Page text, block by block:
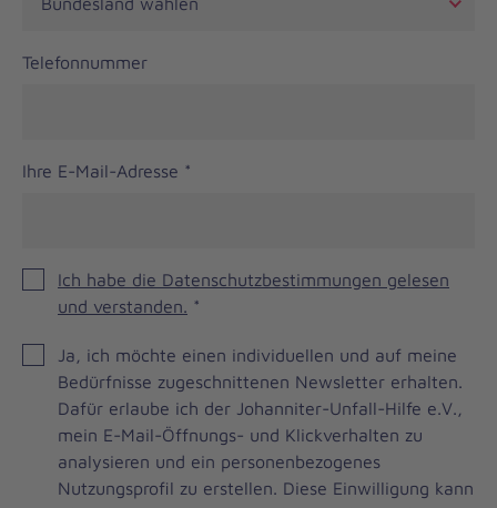
Telefonnummer
Ihre E-Mail-Adresse *
Ich habe die Datenschutzbestimmungen gelesen
und verstanden. *
Brevo
Newsletter
Checkbox
Ja, ich möchte einen individuellen und auf meine
Bedürfnisse zugeschnittenen Newsletter erhalten.
Dafür erlaube ich der Johanniter-Unfall-Hilfe e.V.,
mein E-Mail-Öffnungs- und Klickverhalten zu
analysieren und ein personenbezogenes
Nutzungsprofil zu erstellen. Diese Einwilligung kann